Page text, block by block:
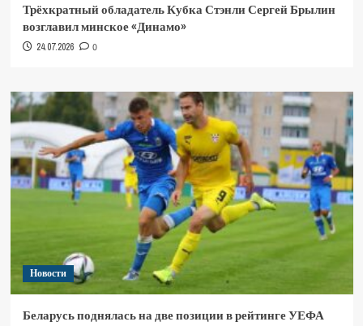
Трёхкратный обладатель Кубка Стэнли Сергей Брылин
возглавил минское «Динамо»
24.07.2026 0
Новости
Беларусь поднялась на две позиции в рейтинге УЕФА